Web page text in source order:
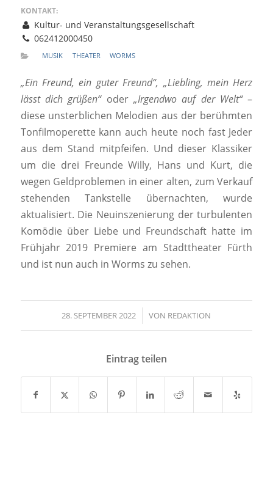
KONTAKT:
Kultur- und Veranstaltungsgesellschaft
062412000450
MUSIK THEATER WORMS
„Ein Freund, ein guter Freund“, „Liebling, mein Herz
lässt dich grüßen“ oder„Irgendwo auf der Welt“–
diese unsterblichen Melodien aus der berühmten
Tonfilmoperette kann auch heute noch fast Jeder
aus dem Stand mitpfeifen. Und dieser Klassiker
um die drei Freunde Willy, Hans und Kurt, die
wegen Geldproblemen in einer alten, zum Verkauf
stehenden Tankstelle übernachten, wurde
aktualisiert. Die Neuinszenierung der turbulenten
Komödie über Liebe und Freundschaft hatte im
Frühjahr 2019 Premiere am Stadttheater Fürth
und ist nun auch in Worms zu sehen.
28. SEPTEMBER 2022
/ VON REDAKTION
Eintrag teilen